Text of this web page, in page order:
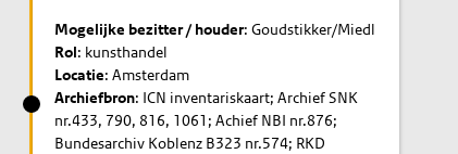
Mogelijke bezitter / houder: Goudstikker/Miedl
Rol: kunsthandel
Locatie: Amsterdam
Archiefbron: ICN inventariskaart; Archief SNK
nr.433, 790, 816, 1061; Achief NBI nr.876;
Bundesarchiv Koblenz B323 nr.574; RKD